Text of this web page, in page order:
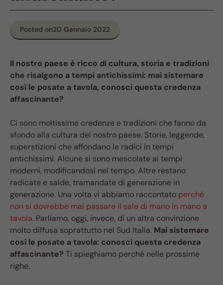
Posted on20 Gennaio 2022
Il nostro paese è ricco di cultura, storia e tradizioni
che risalgono a tempi antichissimi: mai sistemare
così le posate a tavola, conosci questa credenza
affascinante?
Ci sono moltissime credenze e tradizioni che fanno da
sfondo alla cultura del nostro paese. Storie, leggende,
superstizioni che affondano le radici in tempi
antichissimi. Alcune si sono mescolate ai tempi
moderni, modificandosi nel tempo. Altre restano
radicate e salde, tramandate di generazione in
generazione. Una volta vi abbiamo raccontato perché
non si dovrebbe mai passare il sale di mano in mano a
tavola. Parliamo, oggi, invece, di un altra convinzione
molto diffusa soprattutto nel Sud Italia. Mai sistemare
così le posate a tavola: conosci questa credenza
affascinante? Ti spieghiamo perché nelle prossime
righe.